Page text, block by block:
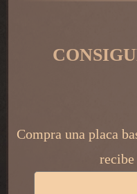
Compra una placa